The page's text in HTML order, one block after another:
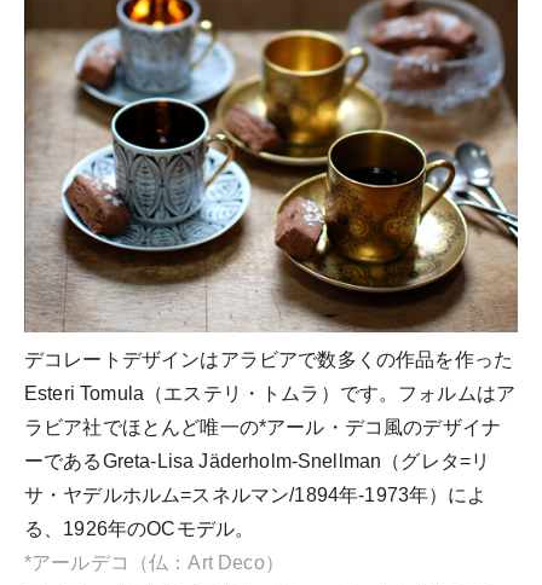
デコレートデザインはアラビアで数多くの作品を作った
Esteri Tomula（エステリ・トムラ）です。フォルムはア
ラビア社でほとんど唯一の*アール・デコ風のデザイナ
ーであるGreta-Lisa Jäderholm-Snellman（グレタ=リ
サ・ヤデルホルム=スネルマン/1894年-1973年）によ
る、1926年のOCモデル。
*アールデコ（仏：Art Deco）